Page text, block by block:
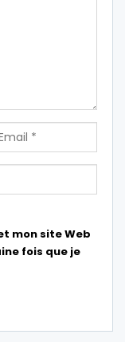
mon site Web
fois que je